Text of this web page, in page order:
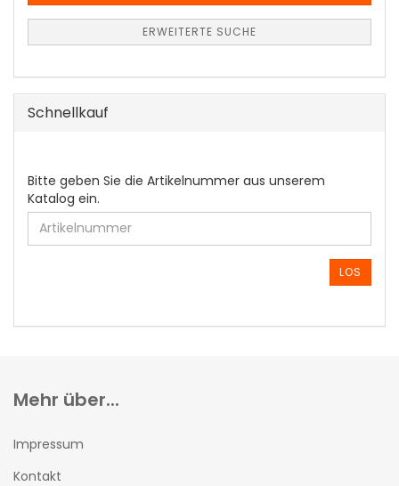
ERWEITERTE SUCHE
Schnellkauf
BITTE
GEBEN
SIE
DIE
ARTIKELNUMMER
EIN.
Bitte geben Sie die Artikelnummer aus unserem
Katalog ein.
LOS
Mehr über...
Impressum
Kontakt